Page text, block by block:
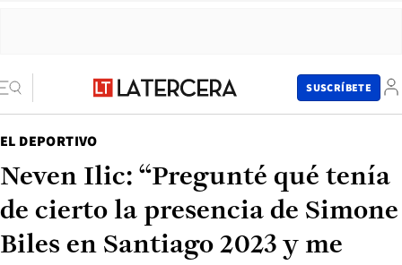
SUSCRÍBETE
EL DEPORTIVO
Neven Ilic: “Pregunté qué tenía
de cierto la presencia de Simone
Biles en Santiago 2023 y me